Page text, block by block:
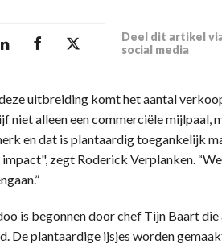
Deel dit artikel
social media
uitbreiding komt het aantal
niet alleen een commerciële mijlpaal,
en dat is plantaardig toegankelijk
zegt Roderick Verplanken.
is begonnen door chef Tijn Baart
De plantaardige ijsjes worden